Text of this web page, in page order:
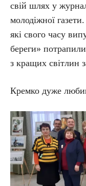
свій шлях у
молодіжної
які свого часу
береги»
з кращих світлин
Кремко дуже